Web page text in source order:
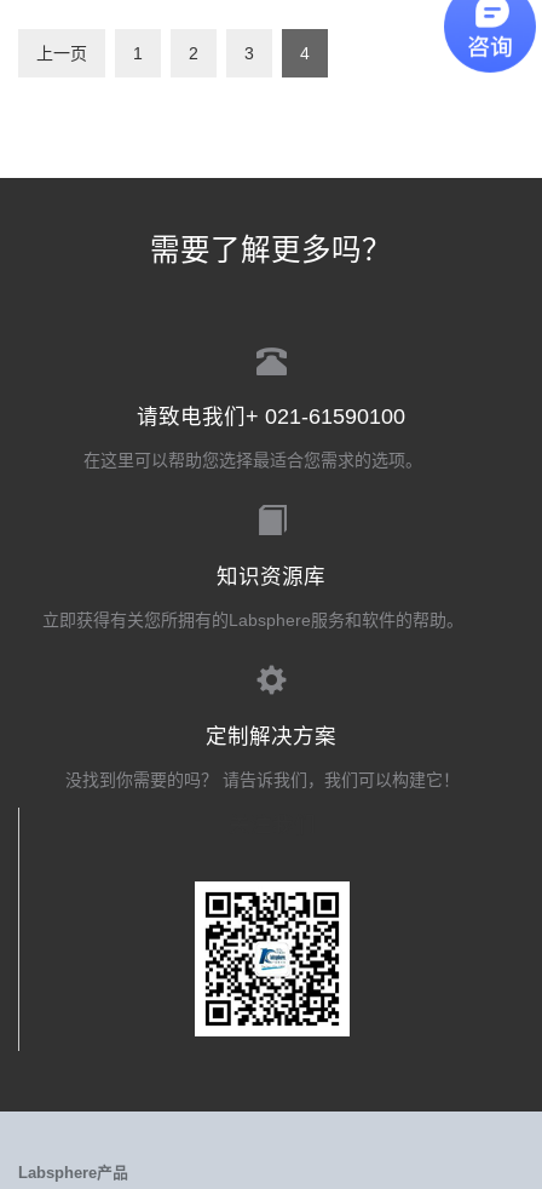
上一页 1 2 3 4
需要了解更多吗？
请致电我们+ 021-61590100
在这里可以帮助您选择最适合您需求的选项。
知识资源库
立即获得有关您所拥有的Labsphere服务和软件的帮助。
定制解决方案
没找到你需要的吗？ 请告诉我们，我们可以构建它！
Labsphere产品